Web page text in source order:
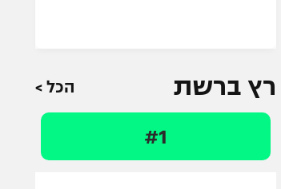
רץ ברשת הכל >
#1